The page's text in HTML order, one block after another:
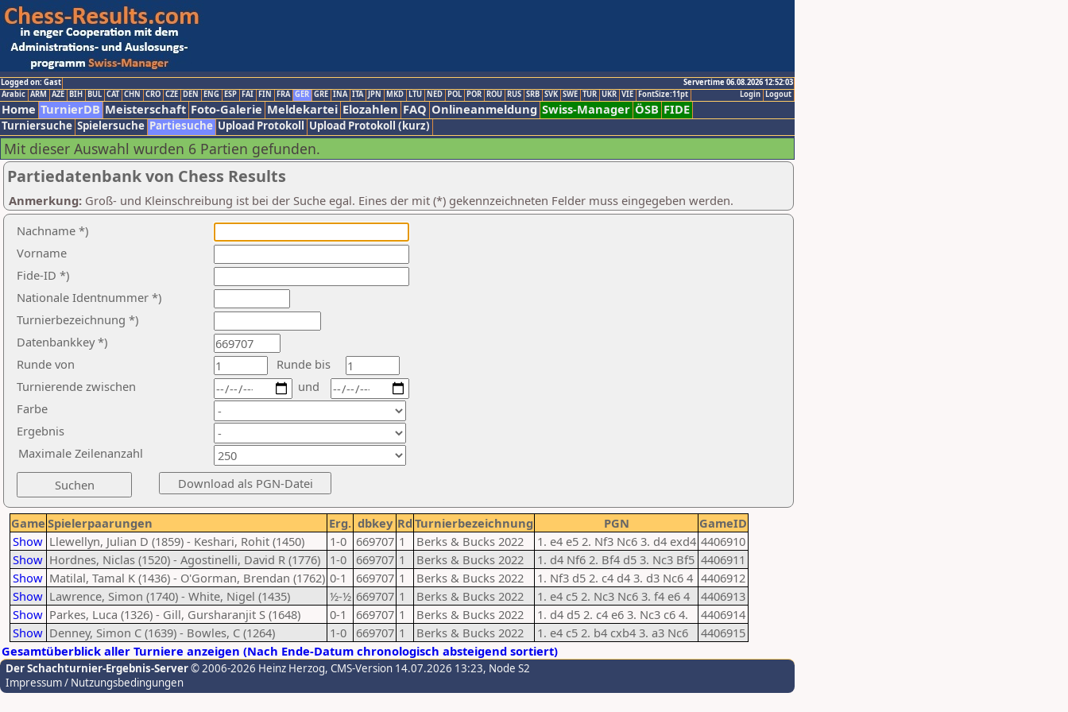
Logged on: Gast
Servertime 06.08.2026 12:52:03
Logout
Login
Arabic ARM AZE BIH BUL CAT CHN CRO CZE DEN ENG ESP FAI FIN FRA GER GRE INA ITA JPN MKD LTU NED POL POR ROU RUS SRB SVK SWE TUR UKR VIE FontSize:11pt
Home TurnierDB Meisterschaft Foto-Galerie Meldekartei Elozahlen FAQ Onlineanmeldung Swiss-Manager ÖSB FIDE
Turniersuche Spielersuche Partiesuche Upload Protokoll Upload Protokoll (kurz)
Mit dieser Auswahl wurden 6 Partien gefunden.
Partiedatenbank von Chess Results
Anmerkung: Groß- und Kleinschreibung ist bei der Suche egal. Eines der mit (*) gekennzeichneten Felder muss eingegeben werden.
Nachname *)
Vorname
Fide-ID *)
Nationale Identnummer *)
Turnierbezeichnung *)
Datenbankkey *)
Runde von
Runde bis
Turnierende zwischen
Farbe
Ergebnis
und
Maximale Zeilenanzahl
Game Spielerpaarungen Erg. dbkey Rd Turnierbezeichnung PGN
GameID
Show Llewellyn, Julian D (1859) - Keshari, Rohit (1450) 1-0 669707 1 Berks & Bucks 2022 1. e4 e5 2. Nf3 Nc6 3. d4 exd4 4406910
Show Hordnes, Niclas (1520) - Agostinelli, David R (1776) 1-0 669707 1 Berks & Bucks 2022 1. d4 Nf6 2. Bf4 d5 3. Nc3 Bf5 4406911
Show Matilal, Tamal K (1436) - O'Gorman, Brendan (1762) 0-1 669707 1 Berks & Bucks 2022 1. Nf3 d5 2. c4 d4 3. d3 Nc6 4 4406912
Show Lawrence, Simon (1740) - White, Nigel (1435) ½-½ 669707 1 Berks & Bucks 2022 1. e4 c5 2. Nc3 Nc6 3. f4 e6 4
4406913
Show Parkes, Luca (1326) - Gill, Gursharanjit S (1648) 0-1 669707 1 Berks & Bucks 2022 1. d4 d5 2. c4 e6 3. Nc3 c6 4.
4406914
Show Denney, Simon C (1639) - Bowles, C (1264) 1-0 669707 1 Berks & Bucks 2022 1. e4 c5 2. b4 cxb4 3. a3 Nc6
4406915
Gesamtüberblick aller Turniere anzeigen (Nach Ende-Datum chronologisch absteigend sortiert)
Der Schachturnier-Ergebnis-Server© 2006-2026 Heinz Herzog, CMS-Version 14.07.2026 13:23, Node S2
Impressum / Nutzungsbedingungen